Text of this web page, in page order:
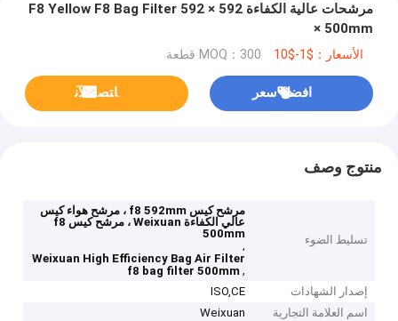
مرشحات عالية الكفاءة F8 Yellow F8 Bag Filter 592 × 592
× 500mm
الأسعار：$1-$10 MOQ：300 قطعة
افضل سعر ﺎﺘﺼﻟ ﺍﻶﻧ
منتوج وصف
تسليط الضوء
مرشح كيس f8 592mm ، مرشح هواء كيس
عالي الكفاءة Weixuan ، مرشح كيس f8
500mm
,
Weixuan High Efficiency Bag Air Filter
,
f8 bag filter 500mm
إصدار الشهادات
ISO,CE
اسم العلامة التجارية
Weixuan